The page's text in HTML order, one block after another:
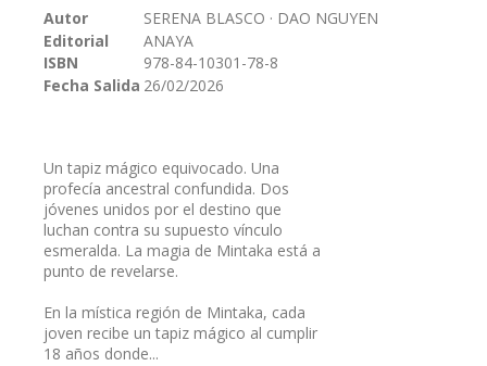
galería
imágenes
Autor
SERENA BLASCO · DAO NGUYEN
Editorial
ANAYA
ISBN
978-84-10301-78-8
Fecha Salida 26/02/2026
Un tapiz mágico equivocado. Una
profecía ancestral confundida. Dos
jóvenes unidos por el destino que
luchan contra su supuesto vínculo
esmeralda. La magia de Mintaka está a
punto de revelarse.
En la mística región de Mintaka, cada
joven recibe un tapiz mágico al cumplir
18 años donde...